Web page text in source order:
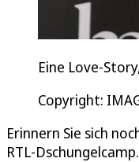
Eine Love-
Copyright:
Erinnern Sie sich
RTL-Dschungelcamp.